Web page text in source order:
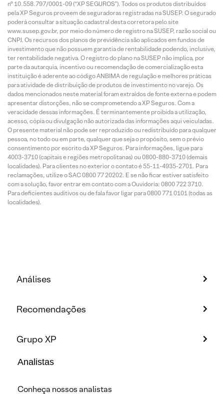
n° 10.558.797/0001-09 (“XP SEGUROS”). Todos os produtos distribuídos
pela XP Seguros proveem de seguradoras registradas na SUSEP. O segurado
poderá consultar a situação cadastral desta corretora pelo site
www.susep.gov.br, por meio do número de registro na SUSEP, razão social ou
CNPJ. Os recursos dos planos de previdência são aplicados em fundos de
investimento que não possuem garantia de rentabilidade podendo, inclusive,
ter rentabilidade negativa. O registro do plano na SUSEP não implica, por
parte da autarquia, incentivo ou recomendação de comercialização esta
instituição é aderente ao código ANBIMA de regulação e melhores práticas
para atividade de distribuição de produtos de investimento no varejo. Os
dados mencionados neste material foram extraídos de fonte externa e podem
apresentar distorções, não se comprometendo a XP Seguros. Com a
veracidade dessas informações. É terminantemente proibida a utilização,
acesso, cópia ou divulgação não autorizada das informações aqui veiculadas.
O presente material não pode ser reproduzido ou redistribuído para qualquer
pessoa, no todo ou em parte, qualquer que seja o propósito, sem o prévio
consentimento por escrito da XP Seguros. Para informações, ligue para
4003-3710 (capitais e regiões metropolitanas) ou 0800-880-3710 (demais
localidades). Para clientes no exterior o contato é 55-11-4935-2701. Para
reclamações, utilize o SAC 0800 77 20202. E se não ficar estiver satisfeito
com a solução, favor entrar em contato com a Ouvidoria: 0800 722 3710.
Para deficientes auditivos ou de fala favor ligar para 0800 771 0101 (todas as
localidades).
Análises
Recomendações
Grupo XP
Analistas
Conheça nossos analistas